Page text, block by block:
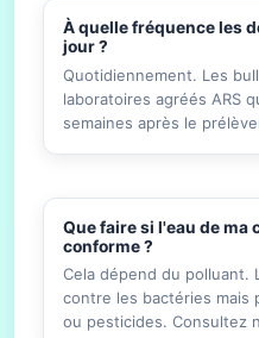
À quelle fréquence les
jour ?
Quotidiennement. Les
laboratoires agréés ARS
semaines après le
Que faire si l'eau de ma
conforme ?
Cela dépend du polluant.
contre les bactéries mais
ou pesticides. Consultez